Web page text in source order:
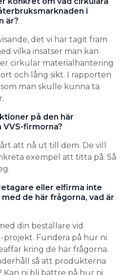
i
är?
det vi har tagit fram
vilka insatser man kan
cirkulär materialhantering
och lång sikt. I rapporten
man skulle kunna ta
på den här
firmorna?
att nå ut till dem. De vill
exempel att titta på. Så
eller elfirma inte
de här frågorna, vad är
din beställare vid
projekt. Fundera på hur ni
kring de här frågorna.
så att produkterna
ni bli bättre på hur ni